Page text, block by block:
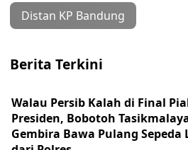
Distan KP Bandung
Berita Terkini
Walau Persib Kalah di Final
Presiden, Bobotoh
Gembira Bawa Pulang Sepeda